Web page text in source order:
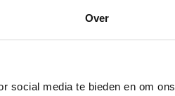
Over
social media te bieden en om ons